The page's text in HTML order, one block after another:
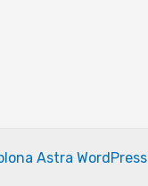
Astra WordPress